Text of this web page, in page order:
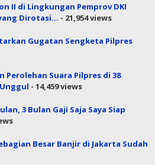
II di Lingkungan Pemprov DKI
Dirotasi… - 21,954 views
Gugatan Sengketa Pilpres
Perolehan Suara Pilpres di 38
- 14,459 views
3 Bulan Gaji Saja Saya Siap
Besar Banjir di Jakarta Sudah